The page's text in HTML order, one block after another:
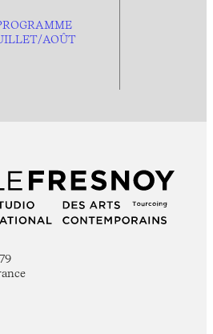
AOÛT